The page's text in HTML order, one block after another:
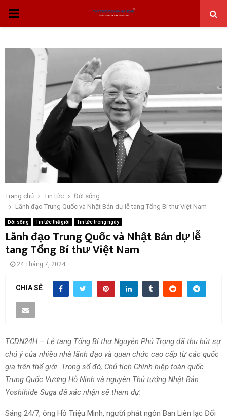
THỰC
CHÍNH
Trang chủ Tin tức
Đời sống
Lãnh đạo Trung Quốc và Nhật Bản dự lễ tang Tổng Bí thư Việt Nam
Đời sống Tin tức thế giới Tin tức trong ngày
Lãnh đạo Trung Quốc và Nhật Bản dự lễ
tang Tổng Bí thư Việt Nam
24 Tháng 7, 2024
CHIA SẺ
TCDN24H – Lễ tang Tổng Bí thư Nguyễn Phú Trọng đã thu hút sự
chú ý của nhiều nhà lãnh đạo và quan chức cao cấp từ các quốc
gia trên thế giới. Trong số đó, Chủ tịch Chính hiệp toàn quốc
Trung Quốc Vương Hỗ Ninh và nguyên Thủ tướng Nhật Bản
Yoshihide Suga đã xác nhận sẽ tham dự.
Sáng 24/7, ông Hồ Triệu Minh, người phát ngôn Ban Liên lạc Đối